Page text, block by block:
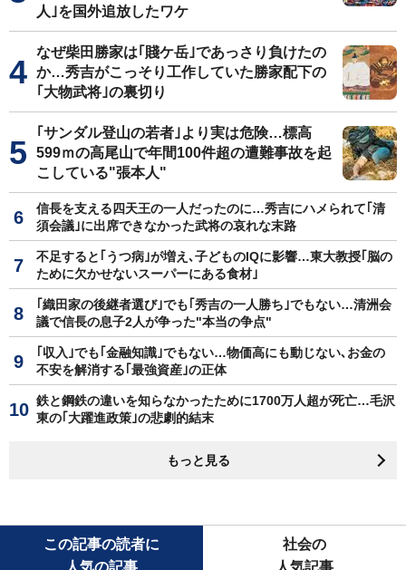
人｣を国外追放したワケ
なぜ柴田勝家は｢賤ケ岳｣であっさり負けたの
か…秀吉がこっそり工作していた勝家配下の
｢大物武将｣の裏切り
｢サンダル登山の若者｣より実は危険…標高
599ｍの高尾山で年間100件超の遭難事故を起
こしている"張本人"
信長を支える四天王の一人だったのに…秀吉にハメられて｢清
須会議｣に出席できなかった武将の哀れな末路
不足すると｢うつ病｣が増え､子どものIQに影響…東大教授｢脳の
ために欠かせないスーパーにある食材｣
｢織田家の後継者選び｣でも｢秀吉の一人勝ち｣でもない…清洲会
議で信長の息子2人が争った"本当の争点"
｢収入｣でも｢金融知識｣でもない…物価高にも動じない､お金の
不安を解消する｢最強資産｣の正体
鉄と鋼鉄の違いを知らなかったために1700万人超が死亡…毛沢
東の｢大躍進政策｣の悲劇的結末
もっと見る
この記事の読者に
人気の記事
社会の
人気記事